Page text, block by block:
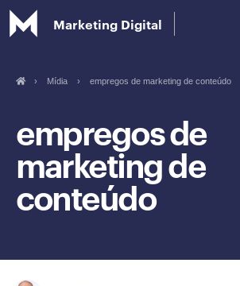
Marketing Digital
Glossário de Marketing Digital
› Mídia › empregos de marketing de conteúdo
empregos de
marketing de
conteúdo